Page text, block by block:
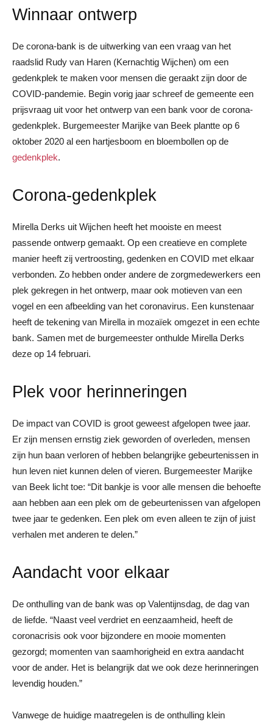
Winnaar ontwerp
De corona-bank is de uitwerking van een vraag van het
raadslid Rudy van Haren (Kernachtig Wijchen) om een
gedenkplek te maken voor mensen die geraakt zijn door de
COVID-pandemie. Begin vorig jaar schreef de gemeente een
prijsvraag uit voor het ontwerp van een bank voor de corona-
gedenkplek. Burgemeester Marijke van Beek plantte op 6
oktober 2020 al een hartjesboom en bloembollen op de
gedenkplek.
Corona-gedenkplek
Mirella Derks uit Wijchen heeft het mooiste en meest
passende ontwerp gemaakt. Op een creatieve en complete
manier heeft zij vertroosting, gedenken en COVID met elkaar
verbonden. Zo hebben onder andere de zorgmedewerkers een
plek gekregen in het ontwerp, maar ook motieven van een
vogel en een afbeelding van het coronavirus. Een kunstenaar
heeft de tekening van Mirella in mozaïek omgezet in een echte
bank. Samen met de burgemeester onthulde Mirella Derks
deze op 14 februari.
Plek voor herinneringen
De impact van COVID is groot geweest afgelopen twee jaar.
Er zijn mensen ernstig ziek geworden of overleden, mensen
zijn hun baan verloren of hebben belangrijke gebeurtenissen in
hun leven niet kunnen delen of vieren. Burgemeester Marijke
van Beek licht toe: “Dit bankje is voor alle mensen die behoefte
aan hebben aan een plek om de gebeurtenissen van afgelopen
twee jaar te gedenken. Een plek om even alleen te zijn of juist
verhalen met anderen te delen.”
Aandacht voor elkaar
De onthulling van de bank was op Valentijnsdag, de dag van
de liefde. “Naast veel verdriet en eenzaamheid, heeft de
coronacrisis ook voor bijzondere en mooie momenten
gezorgd; momenten van saamhorigheid en extra aandacht
voor de ander. Het is belangrijk dat we ook deze herinneringen
levendig houden.”
Vanwege de huidige maatregelen is de onthulling klein